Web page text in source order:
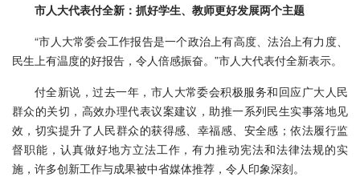
市人大代表付全新：抓好学生、教师更好发展两个主题
“市人大常委会工作报告是一个政治上有高度、法治上有力度、
民生上有温度的好报告，令人倍感振奋。”市人大代表付全新表示。
付全新说，过去一年，市人大常委会积极服务和回应广大人民
群众的关切，高效办理代表议案建议，助推一系列民生实事落地见
效，切实提升了人民群众的获得感、幸福感、安全感；依法履行监
督职能，认真做好地方立法工作，有力推动宪法和法律法规的实
施，许多创新工作与成果被中省媒体推荐，令人印象深刻。